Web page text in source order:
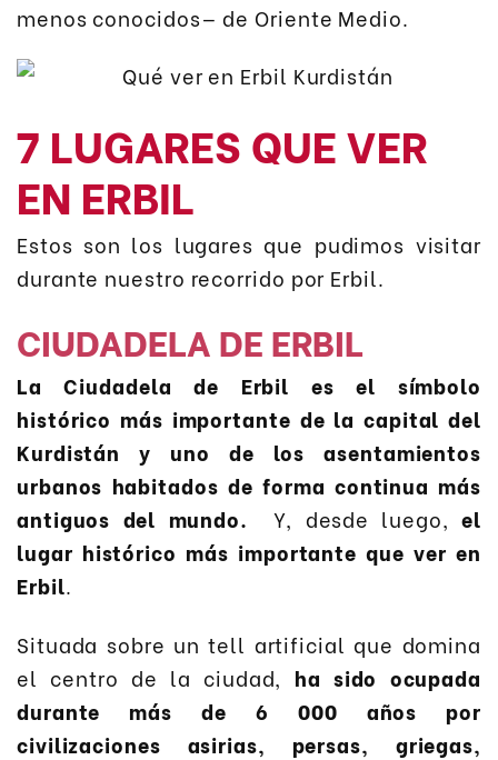
menos conocidos— de Oriente Medio.
7 LUGARES QUE VER
EN ERBIL
Estos son los lugares que pudimos visitar
durante nuestro recorrido por Erbil.
CIUDADELA DE ERBIL
La Ciudadela de Erbil es el símbolo
histórico más importante de la capital del
Kurdistán y uno de los asentamientos
urbanos habitados de forma continua más
antiguos del mundo. Y, desde luego,el
lugar histórico más importante que ver en
Erbil.
Situada sobre un tell artificial que domina
el centro de la ciudad, ha sido ocupada
durante más de 6 000 años por
civilizaciones asirias, persas, griegas,